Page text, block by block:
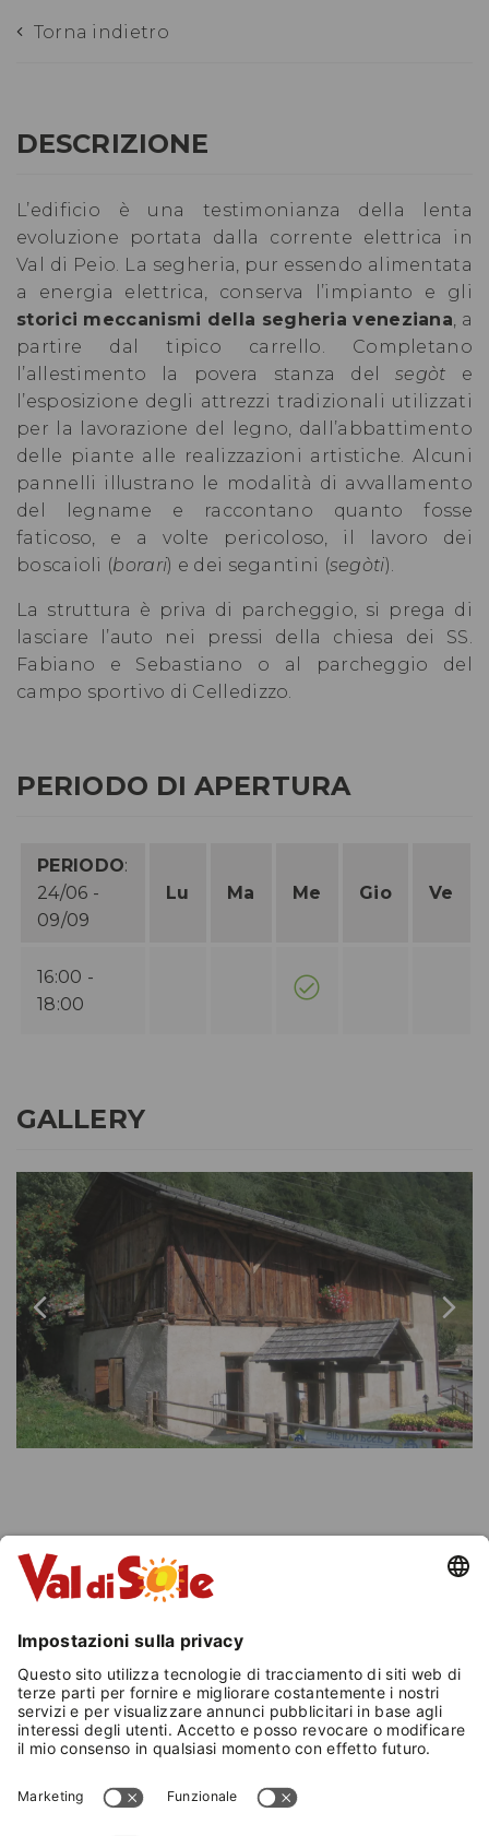
Torna indietro
DESCRIZIONE
L’edificio è una testimonianza della lenta
evoluzione portata dalla corrente elettrica in
Val di Peio. La segheria, pur essendo alimentata
a energia elettrica, conserva l’impianto e gli
storici meccanismi della segheria veneziana, a
partire dal tipico carrello. Completano
l’allestimento la povera stanza delsegòt e
l’esposizione degli attrezzi tradizionali utilizzati
per la lavorazione del legno, dall’abbattimento
delle piante alle realizzazioni artistiche. Alcuni
pannelli illustrano le modalità di avvallamento
del legname e raccontano quanto fosse
faticoso, e a volte pericoloso, il lavoro dei
boscaioli (borari) e dei segantini (segòti).
La struttura è priva di parcheggio, si prega di
lasciare l’auto nei pressi della chiesa dei SS.
Fabiano e Sebastiano o al parcheggio del
campo sportivo di Celledizzo.
PERIODO DI APERTURA
PERIODO:
24/06 -
09/09
Lu Ma Me Gio Ve
16:00 -
18:00
GALLERY
INFORMAZIONI